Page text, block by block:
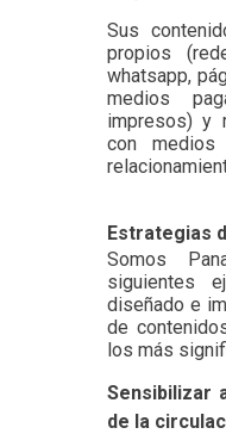
Sus
propios
whatsapp,
medios
impresos) y
con medios
Estrategias
Somos
siguientes
diseñado e
de
los más
Sensibilizar
de la